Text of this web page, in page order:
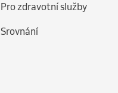
Pro zdravotní služby
Srovnání